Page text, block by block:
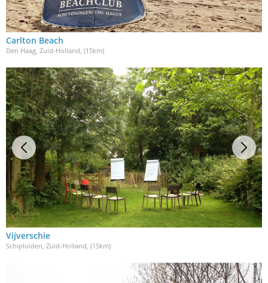
Carlton Beach
Den Haag, Zuid-Holland, (15km)
Vijverschie
Schipluiden, Zuid-Holland , (15km)